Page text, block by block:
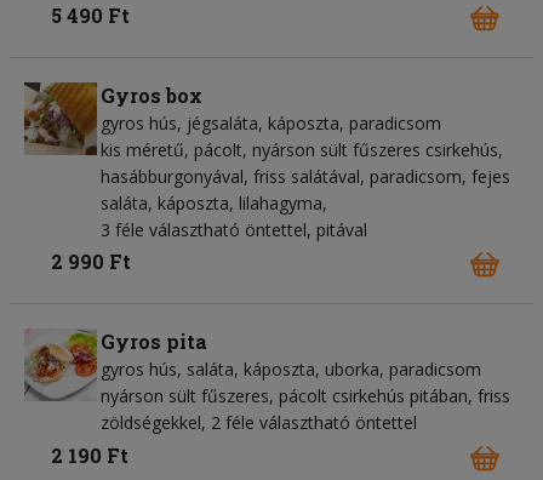
5 490 Ft
Gyros box
gyros hús jégsaláta káposzta paradicsom
kis méretű, pácolt, nyárson sült fűszeres csirkehús,
hasábburgonyával, friss salátával, paradicsom, fejes
saláta, káposzta, lilahagyma,
3 féle választható öntettel, pitával
2 990 Ft
Gyros pita
gyros hús saláta káposzta uborka paradicsom
nyárson sült fűszeres, pácolt csirkehús pitában, friss
zöldségekkel, 2 féle választható öntettel
2 190 Ft